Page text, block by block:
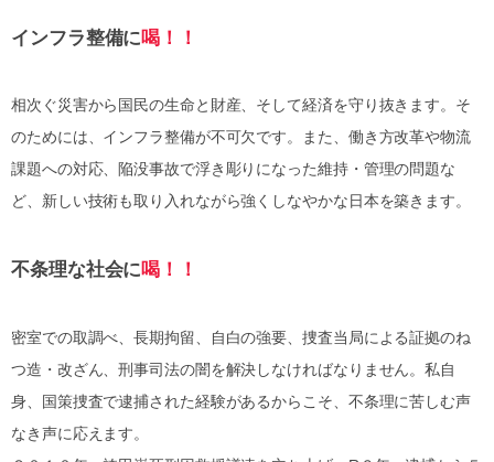
インフラ整備に喝！！
相次ぐ災害から国民の生命と財産、そして経済を守り抜きます。そ
のためには、インフラ整備が不可欠です。また、働き方改革や物流
課題への対応、陥没事故で浮き彫りになった維持・管理の問題な
ど、新しい技術も取り入れながら強くしなやかな日本を築きます。
不条理な社会に喝！！
密室での取調べ、長期拘留、自白の強要、捜査当局による証拠のね
つ造・改ざん、刑事司法の闇を解決しなければなりません。私自
身、国策捜査で逮捕された経験があるからこそ、不条理に苦しむ声
なき声に応えます。